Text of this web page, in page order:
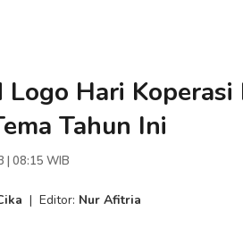
Hari Koperasi
Tahun Ini
| 08:15 WIB
| Editor: Nur Afitria